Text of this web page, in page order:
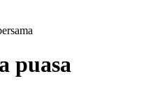
puasa